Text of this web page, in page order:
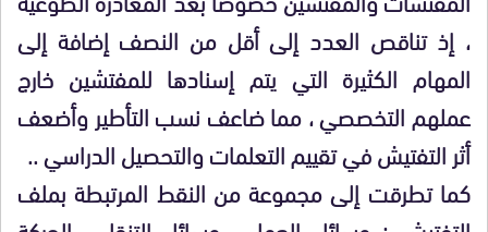
، إذ تناقص العدد إلى أقل من النصف إضافة إلى
المهام الكثيرة التي يتم إسنادها للمفتشين خارج
عملهم التخصصي ، مما ضاعف نسب التأطير وأضعف
أثر التفتيش في تقييم التعلمات والتحصيل الدراسي ..
كما تطرقت إلى مجموعة من النقط المرتبطة بملف